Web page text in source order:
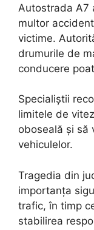
Autostrada A7
multor
victime.
drumurile de
conducere
Specialiștii
limitele de
oboseală și să
vehiculelor.
Tragedia din
importanța
trafic, în timp
stabilirea